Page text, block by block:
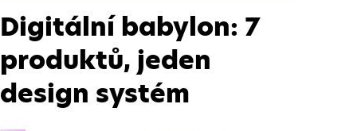
Digitální babylon: 7
produktů, jeden
design systém